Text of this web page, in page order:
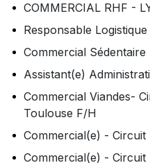
COMMERCIAL RHF -
Responsable
Commercial Sédentaire
Assistant(e)
Commercial Viandes-
Toulouse F/H
Commercial(e) -
Commercial(e) -